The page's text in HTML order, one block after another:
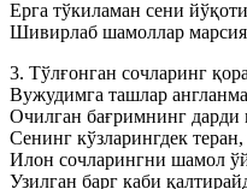
Ерга тўкиламан сени
Шивирлаб шамоллар
3. Тўлғонган сочларинг
Вужудимга ташлар
Очилган бағримнинг
Сенинг кўзларингдек теран,
Илон сочларингни шамол
Узилган барг каби